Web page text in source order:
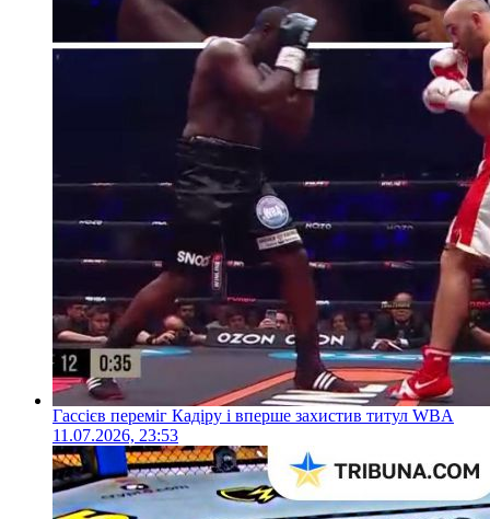
Гассієв переміг Кадіру і вперше захистив титул WBA
11.07.2026, 23:53